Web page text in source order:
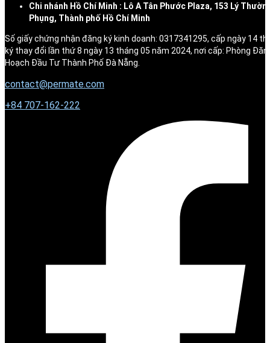
Chi nhánh Hồ Chí Minh : Lô A Tân Phước Plaza, 153 Lý
Phụng, Thành phố Hồ Chí Minh
Số giấy chứng nhận đăng ký kinh doanh: 0317341295, cấp ngày 14
ký thay đổi lần thứ 8 ngày 13 tháng 05 năm 2024, nơi cấp: Phòng
Hoạch Đầu Tư Thành Phố Đà Nẵng.
contact@permate.com
+84 707-162-222